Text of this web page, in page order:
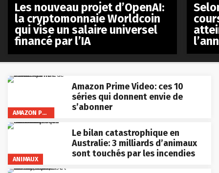
AMAZON PRIME VIDEO
Amazon Prime Video: ces 10
séries qui donnent envie de
s’abonner
ANIMAUX
Le bilan catastrophique en
Australie: 3 milliards d’animaux
sont touchés par les incendies
Les nouveau projet d’OpenAI:
la cryptomonnaie Worldcoin
qui vise un salaire universel
financé par l’IA